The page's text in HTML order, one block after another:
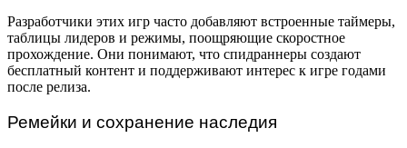
Разработчики этих игр часто добавляют встроенные таймеры,
таблицы лидеров и режимы, поощряющие скоростное
прохождение. Они понимают, что спидраннеры создают
бесплатный контент и поддерживают интерес к игре годами
после релиза.
Ремейки и сохранение наследия